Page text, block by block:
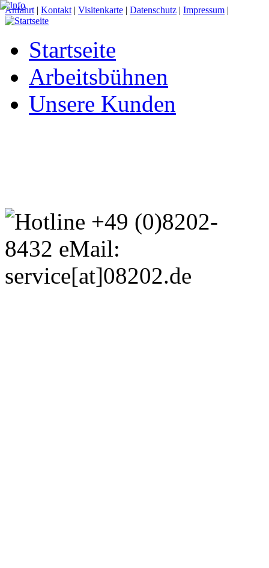
Anfahrt | Kontakt | Visitenkarte | Datenschutz | Impressum |
Startseite
Arbeitsbühnen
Unsere Kunden